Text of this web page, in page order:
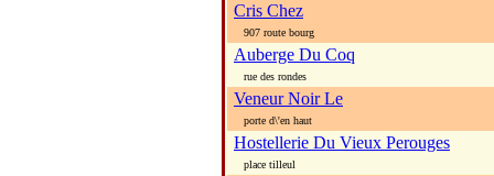
Cris Chez
907 route bourg
Auberge Du Coq
rue des rondes
Veneur Noir Le
porte d\'en haut
Hostellerie Du Vieux Perouges
place tilleul